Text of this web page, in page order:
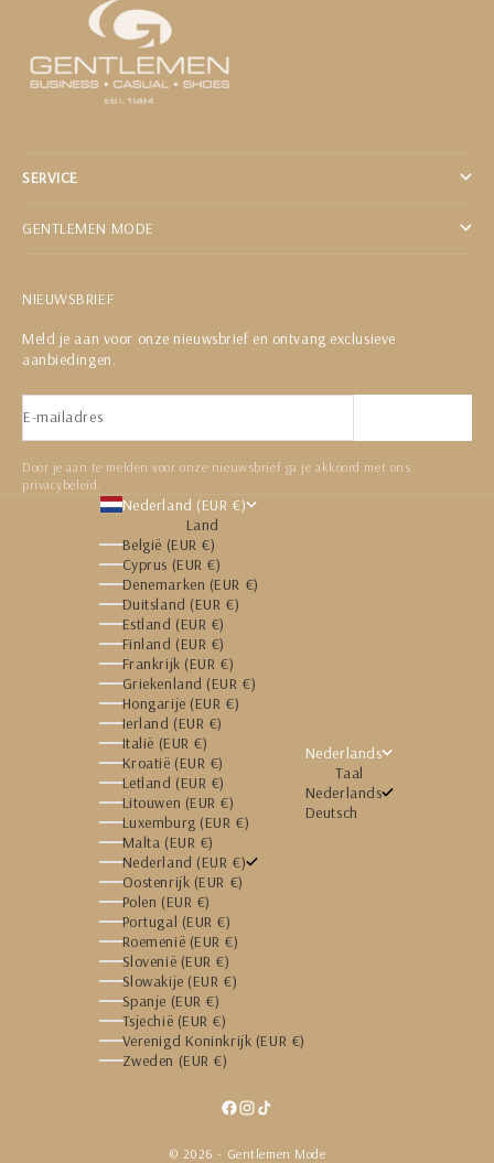
SERVICE
GENTLEMEN MODE
NIEUWSBRIEF
Meld je aan voor onze nieuwsbrief en ontvang exclusieve
aanbiedingen.
E-mailadres
Door je aan te melden voor onze nieuwsbrief ga je akkoord met ons
privacybeleid.
Nederland (EUR €)
Land
België (EUR €)
Cyprus (EUR €)
Denemarken (EUR €)
Duitsland (EUR €)
Estland (EUR €)
Finland (EUR €)
Frankrijk (EUR €)
Griekenland (EUR €)
Hongarije (EUR €)
Ierland (EUR €)
Italië (EUR €)
Kroatië (EUR €)
Letland (EUR €)
Litouwen (EUR €)
Luxemburg (EUR €)
Malta (EUR €)
Nederland (EUR €)
Oostenrijk (EUR €)
Polen (EUR €)
Portugal (EUR €)
Roemenië (EUR €)
Slovenië (EUR €)
Slowakije (EUR €)
Spanje (EUR €)
Tsjechië (EUR €)
Verenigd Koninkrijk (EUR €)
Zweden (EUR €)
Nederlands
Taal
Nederlands
Deutsch
© 2026 - Gentlemen Mode